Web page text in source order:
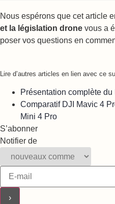
Nous espérons que cet article
et la législation drone vous a
poser vos questions en
Lire d’autres articles en lien avec ce
Présentation complète
Comparatif DJI Mavic 4
Mini 4 Pro
S’abonner
Notifier de